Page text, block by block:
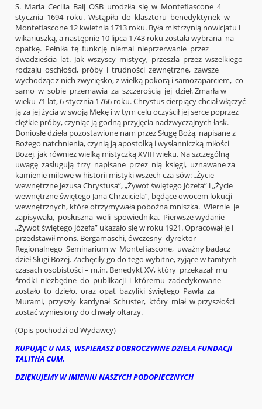
S. Maria Cecilia Baij OSB urodziła się w Montefiascone 4
stycznia 1694 roku. Wstąpiła do klasztoru benedyktynek w
Montefiascone 12 kwietnia 1713 roku. Była mistrzynią nowicjatu i
wikariuszką, a następnie 10 lipca 1743 roku została wybrana na
opatkę. Pełniła tę funkcję niemal nieprzerwanie przez
dwadzieścia lat. Jak wszyscy mistycy, przeszła przez wszelkiego
rodzaju oschłości, próby i trudności zewnętrzne, zawsze
wychodząc z nich zwycięsko, z wielką pokorą i samozaparciem, co
samo w sobie przemawia za szczerością jej dzieł. Zmarła w
wieku 71 lat, 6 stycznia 1766 roku. Chrystus cierpiący chciał włączyć
ją za jej życia w swoją Mękę i w tym celu oczyścił jej serce poprzez
ciężkie próby, czyniąc ją godną przyjęcia nadzwyczajnych łask.
Doniosłe dzieła pozostawione nam przez Sługę Bożą, napisane z
Bożego natchnienia, czynią ją apostołką i wysłanniczką miłości
Bożej, jak również wielką mistyczką XVIII wieku. Na szczególną
uwagę zasługują trzy napisane przez nią księgi, uznawane za
kamienie milowe w historii mistyki wszech cza-sów: „Życie
wewnętrzne Jezusa Chrystusa”, „Żywot świętego Józefa” i „Życie
wewnętrzne świętego Jana Chrzciciela”, będące owocem lokucji
wewnętrznych, które otrzymywała pobożna mniszka. Wiernie je
zapisywała, posłuszna woli spowiednika. Pierwsze wydanie
„Żywot świętego Józefa” ukazało się w roku 1921. Opracował je i
przedstawił mons. Bergamaschi, ówczesny dyrektor
Regionalnego Seminarium w Montefiascone, uważny badacz
dzieł Sługi Bożej. Zachęciły go do tego wybitne, żyjące w tamtych
czasach osobistości – m.in. Benedykt XV, który przekazał mu
środki niezbędne do publikacji i któremu zadedykowane
zostało to dzieło, oraz opat bazyliki świętego Pawła za
Murami, przyszły kardynał Schuster, który miał w przyszłości
zostać wyniesiony do chwały ołtarzy.
(Opis pochodzi od Wydawcy)
KUPUJĄC U NAS, WSPIERASZ DOBROCZYNNE DZIEŁA FUNDACJI
TALITHA CUM.
DZIĘKUJEMY W IMIENIU NASZYCH PODOPIECZNYCH